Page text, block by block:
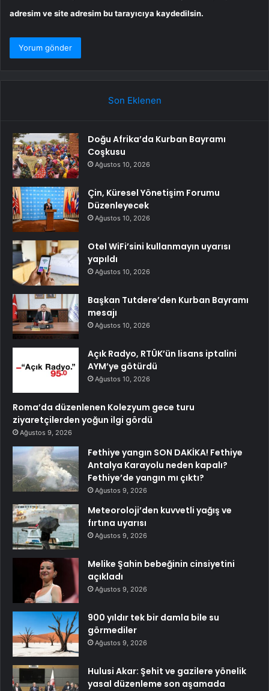
adresim ve site adresim bu tarayıcıya kaydedilsin.
Son Eklenen
Doğu Afrika’da Kurban Bayramı
Coşkusu
Ağustos 10, 2026
Çin, Küresel Yönetişim Forumu
Düzenleyecek
Ağustos 10, 2026
Otel WiFi’sini kullanmayın uyarısı
yapıldı
Ağustos 10, 2026
Başkan Tutdere’den Kurban Bayramı
mesajı
Ağustos 10, 2026
Açık Radyo, RTÜK’ün lisans iptalini
AYM’ye götürdü
Ağustos 10, 2026
Roma’da düzenlenen Kolezyum gece turu
ziyaretçilerden yoğun ilgi gördü
Ağustos 9, 2026
Fethiye yangın SON DAKİKA! Fethiye
Antalya Karayolu neden kapalı?
Fethiye’de yangın mı çıktı?
Ağustos 9, 2026
Meteoroloji’den kuvvetli yağış ve
fırtına uyarısı
Ağustos 9, 2026
Melike Şahin bebeğinin cinsiyetini
açıkladı
Ağustos 9, 2026
900 yıldır tek bir damla bile su
görmediler
Ağustos 9, 2026
Hulusi Akar: Şehit ve gazilere yönelik
yasal düzenleme son aşamada